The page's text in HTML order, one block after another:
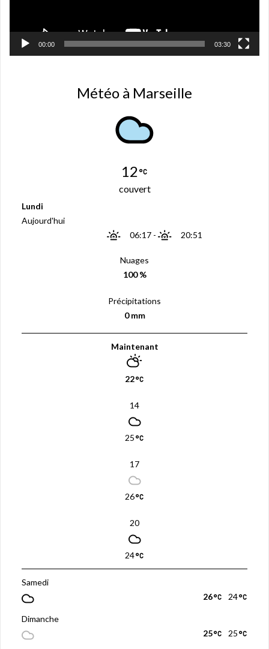
00:00 03:30
Météo à Marseille
12
couvert
Lundi
Aujourd'hui
06:17- 20:51
Nuages
100 %
Précipitations
0 mm
Maintenant
22
14
25
17
26
20
24
Samedi
24
26
Dimanche
25
25